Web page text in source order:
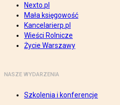
Nexto.pl
Mała księgowość
Kancelarierp.pl
Wieści Rolnicze
Życie Warszawy
NASZE WYDARZENIA
Szkolenia i konferencje